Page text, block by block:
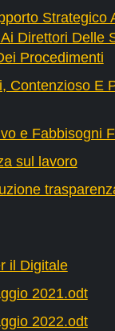
Strategico
Direttori Delle
Procedimenti
Contenzioso E
e Fabbisogni
sul lavoro
il Digitale
2021.odt
2022.odt